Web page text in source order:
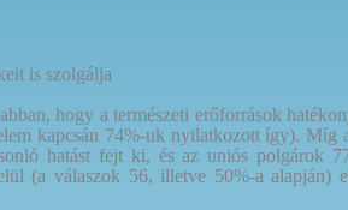
is szolgálja
hogy a természeti erőforrások
kapcsán 74%-uk nyilatkozott így).
hatást fejt ki, és az uniós polgárok
(a válaszok 56, illetve 50%-a alapján)